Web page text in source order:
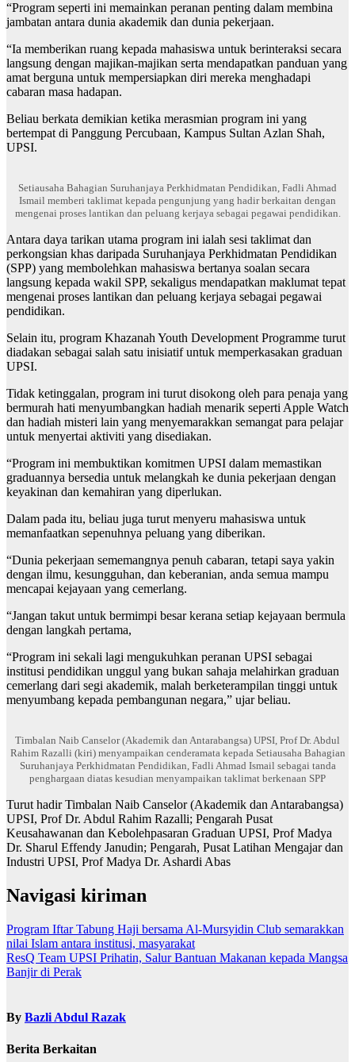
“Program seperti ini memainkan peranan penting dalam membina
jambatan antara dunia akademik dan dunia pekerjaan.
“Ia memberikan ruang kepada mahasiswa untuk berinteraksi secara
langsung dengan majikan-majikan serta mendapatkan panduan yang
amat berguna untuk mempersiapkan diri mereka menghadapi
cabaran masa hadapan.
Beliau berkata demikian ketika merasmian program ini yang
bertempat di Panggung Percubaan, Kampus Sultan Azlan Shah,
UPSI.
Setiausaha Bahagian Suruhanjaya Perkhidmatan Pendidikan, Fadli Ahmad
Ismail memberi taklimat kepada pengunjung yang hadir berkaitan dengan
mengenai proses lantikan dan peluang kerjaya sebagai pegawai pendidikan.
Antara daya tarikan utama program ini ialah sesi taklimat dan
perkongsian khas daripada Suruhanjaya Perkhidmatan Pendidikan
(SPP) yang membolehkan mahasiswa bertanya soalan secara
langsung kepada wakil SPP, sekaligus mendapatkan maklumat tepat
mengenai proses lantikan dan peluang kerjaya sebagai pegawai
pendidikan.
Selain itu, program Khazanah Youth Development Programme turut
diadakan sebagai salah satu inisiatif untuk memperkasakan graduan
UPSI.
Tidak ketinggalan, program ini turut disokong oleh para penaja yang
bermurah hati menyumbangkan hadiah menarik seperti Apple Watch
dan hadiah misteri lain yang menyemarakkan semangat para pelajar
untuk menyertai aktiviti yang disediakan.
“Program ini membuktikan komitmen UPSI dalam memastikan
graduannya bersedia untuk melangkah ke dunia pekerjaan dengan
keyakinan dan kemahiran yang diperlukan.
Dalam pada itu, beliau juga turut menyeru mahasiswa untuk
memanfaatkan sepenuhnya peluang yang diberikan.
“Dunia pekerjaan sememangnya penuh cabaran, tetapi saya yakin
dengan ilmu, kesungguhan, dan keberanian, anda semua mampu
mencapai kejayaan yang cemerlang.
“Jangan takut untuk bermimpi besar kerana setiap kejayaan bermula
dengan langkah pertama,
“Program ini sekali lagi mengukuhkan peranan UPSI sebagai
institusi pendidikan unggul yang bukan sahaja melahirkan graduan
cemerlang dari segi akademik, malah berketerampilan tinggi untuk
menyumbang kepada pembangunan negara,” ujar beliau.
Timbalan Naib Canselor (Akademik dan Antarabangsa) UPSI, Prof Dr. Abdul
Rahim Razalli (kiri) menyampaikan cenderamata kepada Setiausaha Bahagian
Suruhanjaya Perkhidmatan Pendidikan, Fadli Ahmad Ismail sebagai tanda
penghargaan diatas kesudian menyampaikan taklimat berkenaan SPP
Turut hadir Timbalan Naib Canselor (Akademik dan Antarabangsa)
UPSI, Prof Dr. Abdul Rahim Razalli; Pengarah Pusat
Keusahawanan dan Kebolehpasaran Graduan UPSI, Prof Madya
Dr. Sharul Effendy Janudin; Pengarah, Pusat Latihan Mengajar dan
Industri UPSI, Prof Madya Dr. Ashardi Abas
Navigasi kiriman
Program Iftar Tabung Haji bersama Al-Mursyidin Club semarakkan
nilai Islam antara institusi, masyarakat
ResQ Team UPSI Prihatin, Salur Bantuan Makanan kepada Mangsa
Banjir di Perak
By Bazli Abdul Razak
Berita Berkaitan